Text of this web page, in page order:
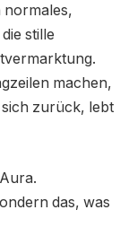
normales,
stille
machen,
sich zurück, lebt
das, was